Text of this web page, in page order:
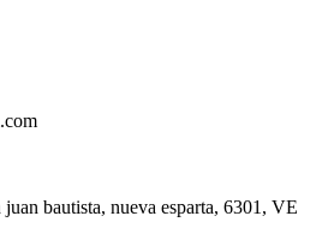
bautista, nueva esparta, 6301, VE